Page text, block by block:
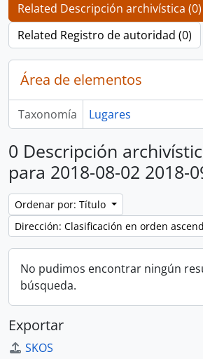
Related Descripción archivística (0)
Related Registro de autoridad (0)
Área de elementos
Taxonomía Lugares
0 Descripción
para 2018-08-02 2018-
Ordenar por: Título
Dirección: Clasificación en orden
No pudimos encontrar ningún
búsqueda.
Exportar
SKOS